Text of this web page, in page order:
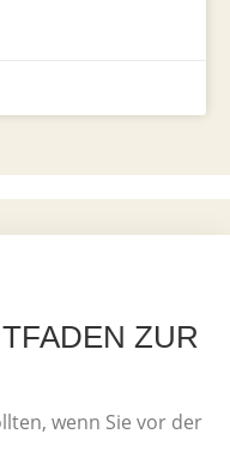
ZUR
wenn Sie vor der